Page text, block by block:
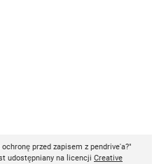
przed zapisem z pendrive'a?"
udostępniany na licencji Creative